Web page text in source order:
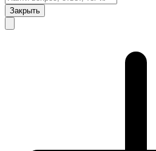
Закрыть